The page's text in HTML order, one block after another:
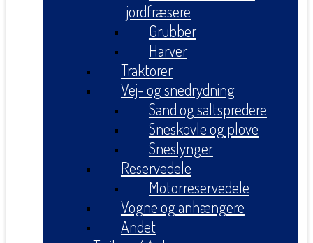
jordfræsere
Grubber
Harver
Traktorer
Vej- og snedrydning
Sand og saltspredere
Sneskovle og plove
Sneslynger
Reservedele
Motorreservedele
Vogne og anhængere
Andet